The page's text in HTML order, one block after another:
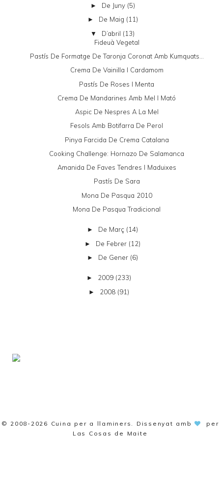
► De Juny (5)
► De Maig (11)
▼ D’abril (13)
Fideuà Vegetal
Pastís De Formatge De Taronja Coronat Amb Kumquats...
Crema De Vainilla I Cardamom
Pastís De Roses I Menta
Crema De Mandarines Amb Mel I Mató
Aspic De Nespres A La Mel
Fesols Amb Botifarra De Perol
Pinya Farcida De Crema Catalana
Cooking Challenge: Hornazo De Salamanca
Amanida De Faves Tendres I Maduixes
Pastís De Sara
Mona De Pasqua 2010
Mona De Pasqua Tradicional
► De Març (14)
► De Febrer (12)
► De Gener (6)
► 2009 (233)
► 2008 (91)
© 2008-2026 Cuina per a llaminers . Dissenyat amb
per
Las Cosas de Maite